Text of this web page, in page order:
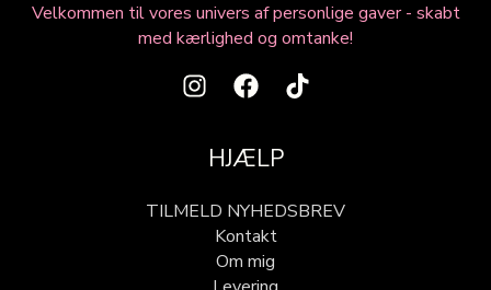
Velkommen til vores univers af personlige gaver - skabt
med kærlighed og omtanke!
HJÆLP
TILMELD NYHEDSBREV
Kontakt
Om mig